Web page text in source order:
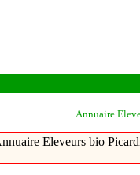
Annuaire